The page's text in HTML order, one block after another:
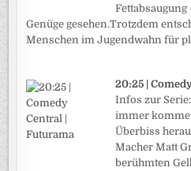
Genüge gesehen.Trotzdem
Menschen im Jugendwahn für
20:25 |
Infos zur
immer
Überbiss
Macher Matt
berühmten